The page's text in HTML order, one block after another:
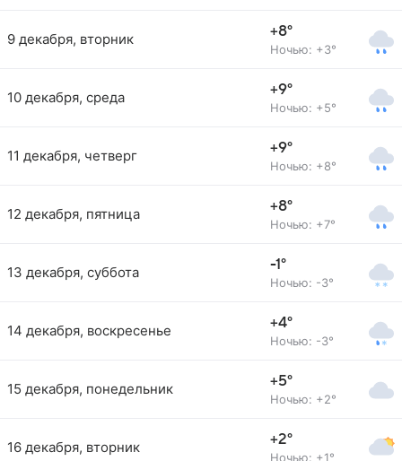
9 декабря, вторник +8°
Ночью: +3°
10 декабря, среда +9°
Ночью: +5°
11 декабря, четверг +9°
Ночью: +8°
12 декабря, пятница +8°
Ночью: +7°
13 декабря, суббота -1°
Ночью: -3°
14 декабря, воскресенье +4°
Ночью: -3°
15 декабря, понедельник +5°
Ночью: +2°
16 декабря, вторник +2°
Ночью: +1°